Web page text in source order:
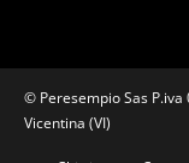
© Peresempio Sas P.iva
Vicentina (VI)